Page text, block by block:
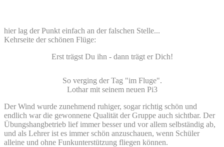
hier lag der Punkt einfach an der falschen Stelle...
Kehrseite der schönen Flüge:
Erst trägst Du ihn - dann trägt er Dich!
So verging der Tag "im Fluge".
Lothar mit seinem neuen Pi3
Der Wind wurde zunehmend ruhiger, sogar richtig schön und
endlich war die gewonnene Qualität der Gruppe auch sichtbar. Der
Übungshangbetrieb lief immer besser und vor allem selbständig ab,
und als Lehrer ist es immer schön anzuschauen, wenn Schüler
alleine und ohne Funkunterstützung fliegen können.